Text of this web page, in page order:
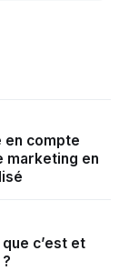
en compte
marketing en
c’est et